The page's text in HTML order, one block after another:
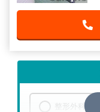
整形外科